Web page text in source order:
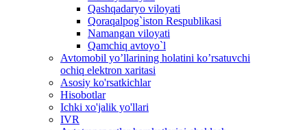
Qashqadaryo viloyati
Qoraqalpog`iston Respublikasi
Namangan viloyati
Qamchiq avtoyo`l
Avtomobil yo’llarining holatini ko’rsatuvchi
ochiq elektron xaritasi
Asosiy ko'rsatkichlar
Hisobotlar
Ichki xo'jalik yo'llari
IVR